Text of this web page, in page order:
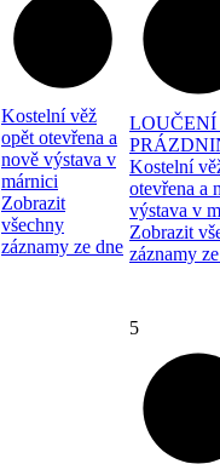
Kostelní věž
opět otevřena a
nově výstava v
márnici
Zobrazit
všechny
záznamy ze dne
LOUČENÍ
Kostelní
otevřena a
výstava v
Zobrazit
záznamy
5